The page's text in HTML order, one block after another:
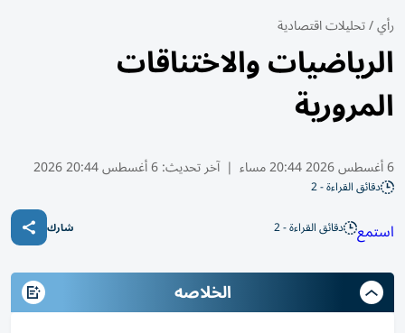
رأي/تحليلات اقتصادية
الرياضيات والاختناقات
المرورية
6 أغسطس 2026 20:44 مساء | آخر تحديث:6 أغسطس 20:44 2026
دقائق القراءة - 2
استمع دقائق القراءة - 2 شارك
الخلاصه